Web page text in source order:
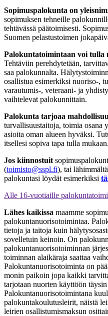
Sopimuspalokunta on
sopimuksen tehneille
tehtävässä päätoimisesti.
Suomen pelastustoimen
Palokuntatoimintaan voi tulla
Tehtäviin perehdytetään,
saa palokunnalta.
osallistua esimerkiksi nuoriso-,
varautumis-, veteraani- ja
vaihtelevat palokunnittain.
Palokunta tarjoaa
turvallisuustaitoja, toimia osana
asioita oman alueen hyväksi.
itsellesi sopiva tapa tulla mukaan.
Jos kiinnostuit
(toimisto@sspl.fi), tai
palokuntasi löydät esimerkiksi
Alle 16-vuotiaille
Lähes kaikissa maamme
palokuntanuorisotoimintaa.
tietoja ja taitoja kuin
sovelletuin keinoin. On
palokuntanuorisotoiminnan
toiminnan alaikäraja saattaa
Palokuntanuorisotoiminta on
monin paikoin jopa kaikki
tarjotaan nuorten käyttöön
Palokuntanuorisotoimintana
palokuntakoulutusleirit, näistä
leirien osallistumismaksun